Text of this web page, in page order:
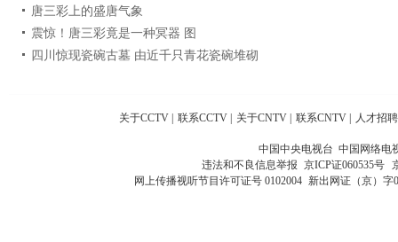
唐三彩上的盛唐气象
震惊！唐三彩竟是一种冥器 图
四川惊现瓷碗古墓 由近千只青花瓷碗堆砌
关于CCTV | 联系CCTV | 关于CNTV | 联系CNTV | 人才招聘
中国中央电视台 中国网络电
违法和不良信息举报 京ICP证060535号
网上传播视听节目许可证号 0102004 新出网证（京）